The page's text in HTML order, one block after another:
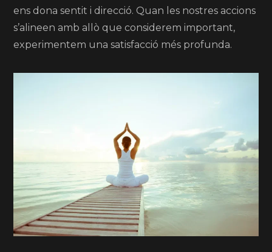
ens dona sentit i direcció. Quan les nostres accions
s’alineen amb allò que considerem important,
experimentem una satisfacció més profunda.